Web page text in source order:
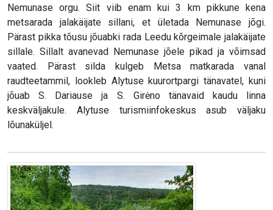
Nemunase orgu. Siit viib enam kui 3 km pikkune kena
metsarada jalakäijate sillani, et ületada Nemunase jõgi.
Pärast pikka tõusu jõuabki rada Leedu kõrgeimale jalakäijate
sillale. Sillalt avanevad Nemunase jõele pikad ja võimsad
vaated. Pärast silda kulgeb Metsa matkarada vanal
raudteetammil, lookleb Alytuse kuurortpargi tänavatel, kuni
jõuab S. Dariause ja S. Girėno tänavaid kaudu linna
keskväljakule. Alytuse turismiinfokeskus asub väljaku
lõunaküljel.